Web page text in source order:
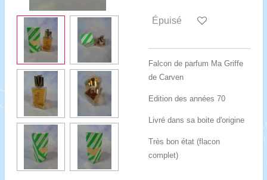
Épuisé
Falcon de parfum Ma Griffe
de Carven
Edition des années 70
Livré dans sa boite d'origine
Très bon état (flacon
complet)